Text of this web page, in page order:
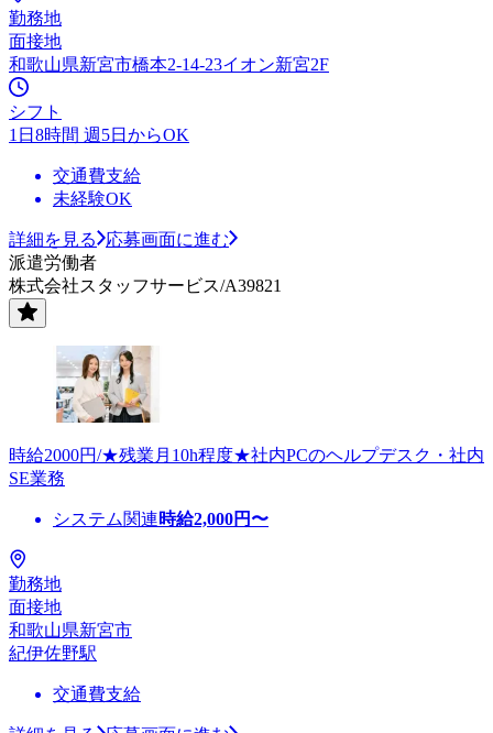
勤務地
面接地
和歌山県新宮市橋本2-14-23イオン新宮2F
シフト
1日8時間 週5日からOK
交通費支給
未経験OK
詳細を見る
応募画面に進む
派遣労働者
株式会社スタッフサービス/A39821
時給2000円/★残業月10h程度★社内PCのヘルプデスク・社内
SE業務
システム関連時給2,000円〜
勤務地
面接地
和歌山県新宮市
紀伊佐野駅
交通費支給